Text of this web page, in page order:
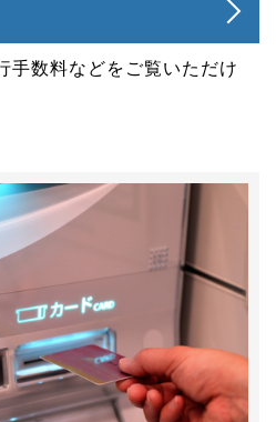
手数料などをご覧いただけ